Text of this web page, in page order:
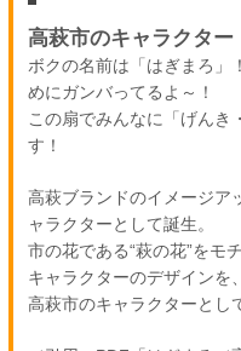
高萩市のキャラクター
ボクの名前は「はぎまろ」
めにガンバってるよ～！
この扇でみんなに「げんき
す！
高萩ブランドのイメージア
ャラクターとして誕生。
市の花である“萩の花”をモ
キャラクターのデザインを
高萩市のキャラクターとし